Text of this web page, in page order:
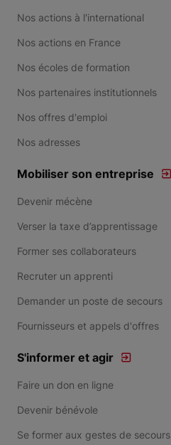
Nos actions à l'international
Nos actions en France
Nos écoles de formation
Nos partenaires institutionnels
Nos offres d'emploi
Nos adresses
Mobiliser son entreprise
Devenir mécène
Verser la taxe d’apprentissage
Former ses collaborateurs
Recruter un apprenti
Demander un poste de secours
Fournisseurs et appels d'offres
S'informer et agir
Faire un don en ligne
Devenir bénévole
Se former aux gestes de secours